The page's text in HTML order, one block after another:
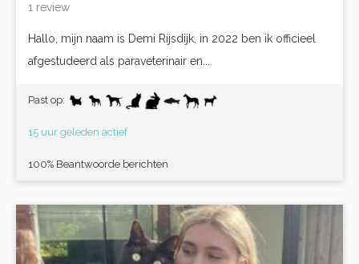
1 review
Hallo, mijn naam is Demi Rijsdijk, in 2022 ben ik officieel
afgestudeerd als paraveterinair en...
Past op:
15 uur geleden actief
100% Beantwoorde berichten